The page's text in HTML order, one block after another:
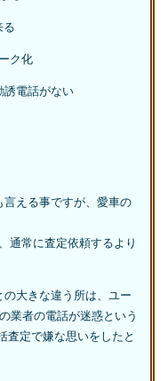
る
ク化
誘電話がない
える事ですが、愛車の
通常に査定依頼するより
大きな違う所は、ユー
業者の電話が迷惑という
査定で嫌な思いをしたと